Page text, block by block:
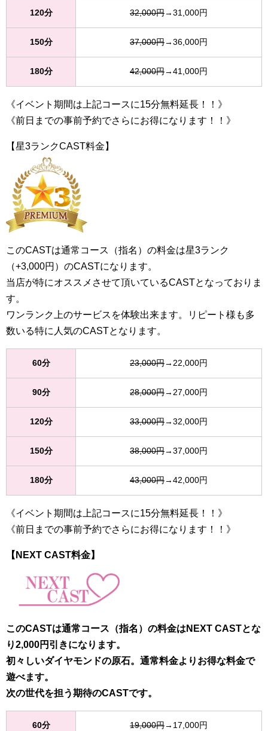
120分 32,000円→31,000円
150分 37,000円→36,000円
180分 42,000円→41,000円
《イベント期間は上記コースに15分無料延長！！》
《前日までの事前予約でさらにお得になります！！》
【星3ランクCAST料金】
このCASTは通常コース（指名）の料金は星3ランク
（+3,000円）のCASTになります。
当店が特にオススメさせて頂いているCASTとなっておりま
す。
ワンランク上のサービスを体験出来ます。リピート様も多
数いる特に人気のCASTとなります。
60分 23,000円→22,000円
90分 28,000円→27,000円
120分 33,000円→32,000円
150分 38,000円→37,000円
180分 43,000円→42,000円
《イベント期間は上記コースに15分無料延長！！》
《前日までの事前予約でさらにお得になります！！》
【NEXT CAST料金】
このCASTは通常コース（指名）の料金はNEXT CASTとな
り2,000円引きになります。
初々しいダイヤモンドの原石。通常料金よりお得な料金で
遊べます。
次の世代を担う期待のCASTです。
60分 19,000円→17,000円